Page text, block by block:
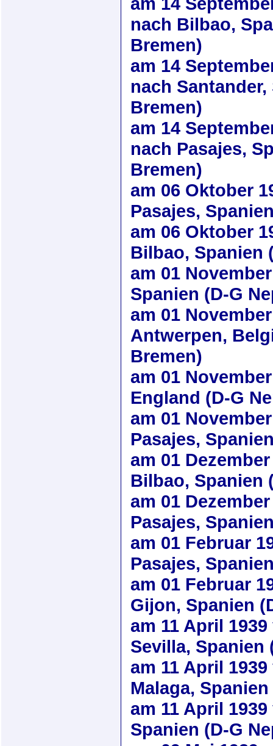
nach Bilbao,
Bremen)
am 14
nach
Bremen)
am 14
nach Pasajes,
Bremen)
am 06 Oktober
Pasajes,
am 06 Oktober
Bilbao, Spanien
am 01
Spanien (D-G
am 01
Antwerpen,
Bremen)
am 01
England (D-G
am 01
Pasajes,
am 01
Bilbao, Spanien
am 01
Pasajes,
am 01 Februar
Pasajes,
am 01 Februar
Gijon, Spanien
am 11 April 1939
Sevilla, Spanien
am 11 April 1939
Malaga,
am 11 April 1939
Spanien (D-G